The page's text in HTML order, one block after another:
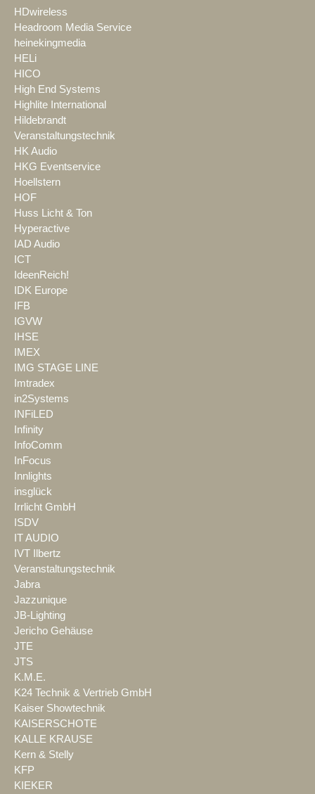
HDwireless
Headroom Media Service
heinekingmedia
HELi
HICO
High End Systems
Highlite International
Hildebrandt
Veranstaltungstechnik
HK Audio
HKG Eventservice
Hoellstern
HOF
Huss Licht & Ton
Hyperactive
IAD Audio
ICT
IdeenReich!
IDK Europe
IFB
IGVW
IHSE
IMEX
IMG STAGE LINE
Imtradex
in2Systems
INFiLED
Infinity
InfoComm
InFocus
Innlights
insglück
Irrlicht GmbH
ISDV
IT AUDIO
IVT Ilbertz
Veranstaltungstechnik
Jabra
Jazzunique
JB-Lighting
Jericho Gehäuse
JTE
JTS
K.M.E.
K24 Technik & Vertrieb GmbH
Kaiser Showtechnik
KAISERSCHOTE
KALLE KRAUSE
Kern & Stelly
KFP
KIEKER